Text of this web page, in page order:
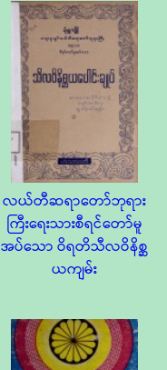
လယ်တီဆရာတော်ဘုရား
ကြီးရေးသားစီရင်တော်မူ
အပ်သော ဝိရတိသီလဝိနိစ္ဆ
ယကျမ်း